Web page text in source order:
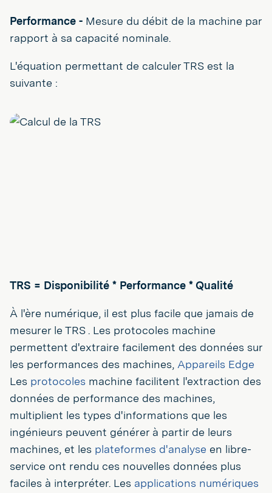
Performance - Mesure du débit de la machine par
rapport à sa capacité nominale.
L'équation permettant de calculer TRS est la
suivante :
TRS = Disponibilité * Performance * Qualité
À l'ère numérique, il est plus facile que jamais de
mesurer le TRS . Les protocoles machine
permettent d'extraire facilement des données sur
les performances des machines, Appareils Edge
Les protocoles machine facilitent l'extraction des
données de performance des machines,
multiplient les types d'informations que les
ingénieurs peuvent générer à partir de leurs
machines, et les plateformes d'analyse en libre-
service ont rendu ces nouvelles données plus
faciles à interpréter. Les applications numériques